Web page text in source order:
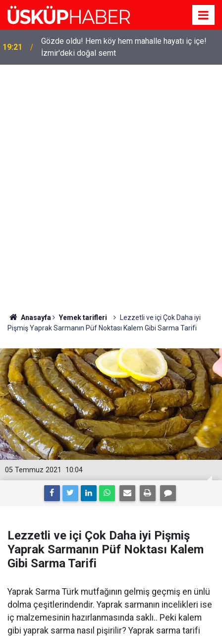
19:21
Gözde oldu! Hem köy hem mahalle hayatı iç içe!
İzmir'deki doğal semt
Anasayfa Yemek tarifleri
Lezzetli ve içi Çok Daha iyi
Pişmiş Yaprak Sarmanın Püf Noktası Kalem Gibi Sarma Tarifi
10:04
05 Temmuz 2021
Lezzetli ve içi Çok Daha iyi Pişmiş
Yaprak Sarmanın Püf Noktası Kalem
Gibi Sarma Tarifi
Yaprak Sarma Türk mutfağının gelmiş geçmiş en ünlü
dolma çeşitlerindendir. Yaprak sarmanın incelikleri ise
iç malzemesinin hazırlanmasında saklı.. Peki kalem
gibi yaprak sarma nasıl pişirilir? Yaprak sarma tarifi